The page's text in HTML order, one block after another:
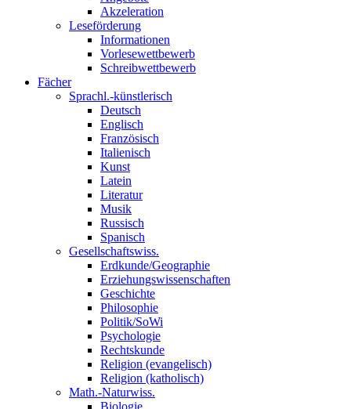
Akzeleration
Leseförderung
Informationen
Vorlesewettbewerb
Schreibwettbewerb
Fächer
Sprachl.-künstlerisch
Deutsch
Englisch
Französisch
Italienisch
Kunst
Latein
Literatur
Musik
Russisch
Spanisch
Gesellschaftswiss.
Erdkunde/Geographie
Erziehungswissenschaften
Geschichte
Philosophie
Politik/SoWi
Psychologie
Rechtskunde
Religion (evangelisch)
Religion (katholisch)
Math.-Naturwiss.
Biologie